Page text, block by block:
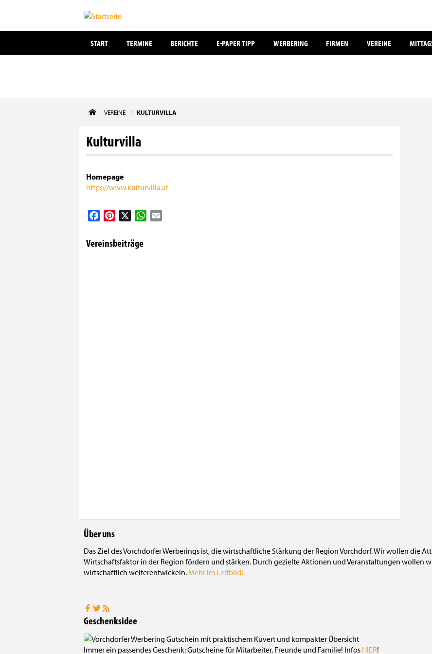
START TERMINE BERICHTE E-PAPER TIPP WERBERING FIRMEN VEREINE
VEREINE KULTURVILLA
Kulturvilla
Homepage
https://www.kulturvilla.at
FacebookPinterest WhatsApp
Vereinsbeiträge
Über uns
Das Ziel des Vorchdorfer Werberings ist, die wirtschaftliche Stärkung der Region Vorchdorf. Wir wollen die
Wirtschaftsfaktor in der Region fördern und stärken. Durch gezielte Aktionen und Veranstaltungen wollen
wirtschaftlich weiterentwickeln. Mehr im Leitbild!
Geschenksidee
Immer ein passendes Geschenk: Gutscheine für Mitarbeiter, Freunde und Familie! Infos HIER!